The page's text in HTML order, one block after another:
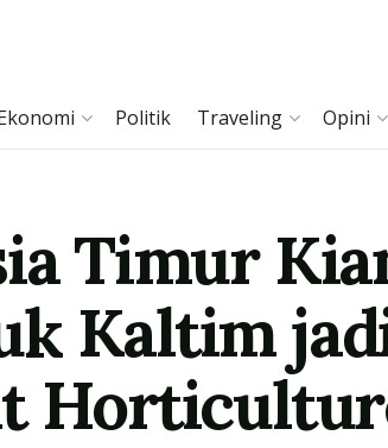
Politik Traveling Opini
Timur
Kaltim